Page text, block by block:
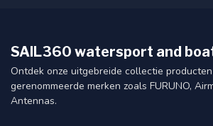
SAIL360 watersport and
Ontdek onze uitgebreide collectie
gerenommeerde merken zoals FURUNO,
Antennas.